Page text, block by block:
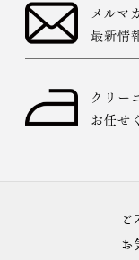
メルマ
最新情
クリー
お任せ
ご
お